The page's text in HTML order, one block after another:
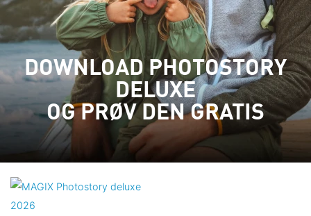
DOWNLOAD PHOTOSTORY
DELUXE
OG PRØV DEN GRATIS